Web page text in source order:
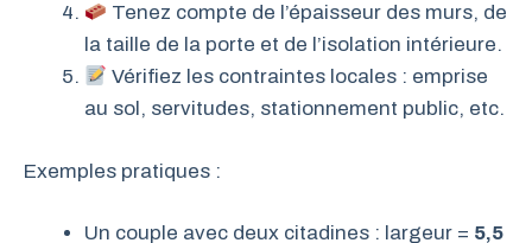
Tenez compte de l’épaisseur des murs, de
la taille de la porte et de l’isolation intérieure.
Vérifiez les contraintes locales : emprise
au sol, servitudes, stationnement public, etc.
Exemples pratiques :
Un couple avec deux citadines : largeur = 5,5